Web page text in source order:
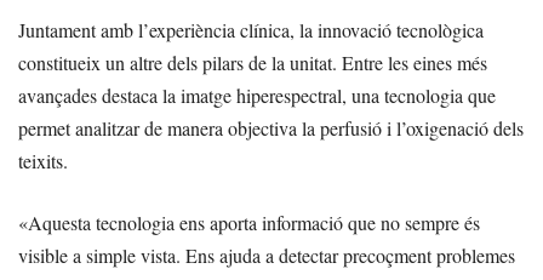
Juntament amb l’experiència clínica, la innovació tecnològica
constitueix un altre dels pilars de la unitat. Entre les eines més
avançades destaca la imatge hiperespectral, una tecnologia que
permet analitzar de manera objectiva la perfusió i l’oxigenació dels
teixits.
«Aquesta tecnologia ens aporta informació que no sempre és
visible a simple vista. Ens ajuda a detectar precoçment problemes